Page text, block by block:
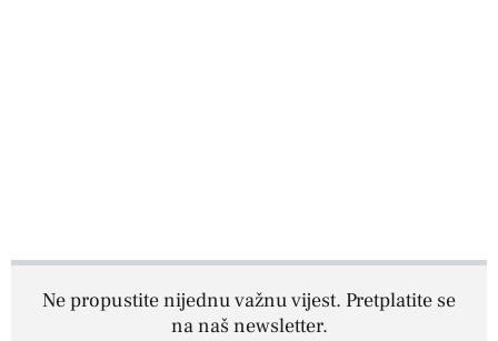
Ne propustite nijednu važnu vijest. Pretplatite se
na naš newsletter.